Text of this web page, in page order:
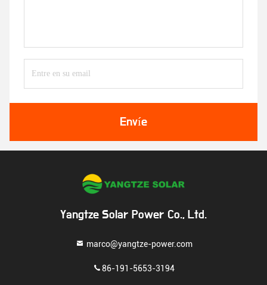
Envíe
Yangtze Solar Power Co., Ltd.
marco@yangtze-power.com
86-191-5653-3194